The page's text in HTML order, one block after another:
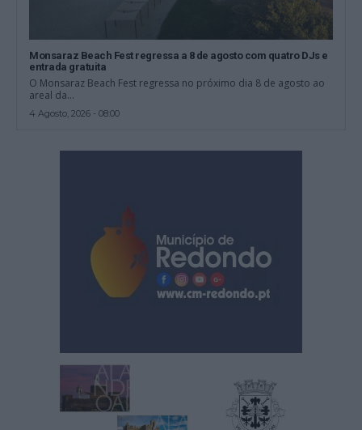
Monsaraz Beach Fest regressa a 8 de agosto com quatro DJs e
entrada gratuita
O Monsaraz Beach Fest regressa no próximo dia 8 de agosto ao
areal da...
4 Agosto, 2026 - 08:00